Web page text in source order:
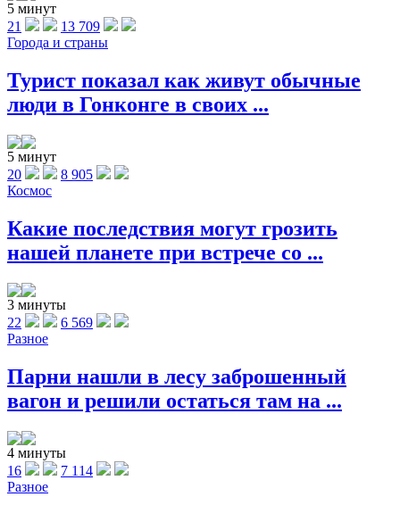
5 минут
21
13 709
Города и страны
Турист показал как живут обычные
люди в Гонконге в своих ...
5 минут
20
8 905
Космос
Какие последствия могут грозить
нашей планете при встрече со ...
3 минуты
22
6 569
Разное
Парни нашли в лесу заброшенный
вагон и решили остаться там на ...
4 минуты
16
7 114
Разное